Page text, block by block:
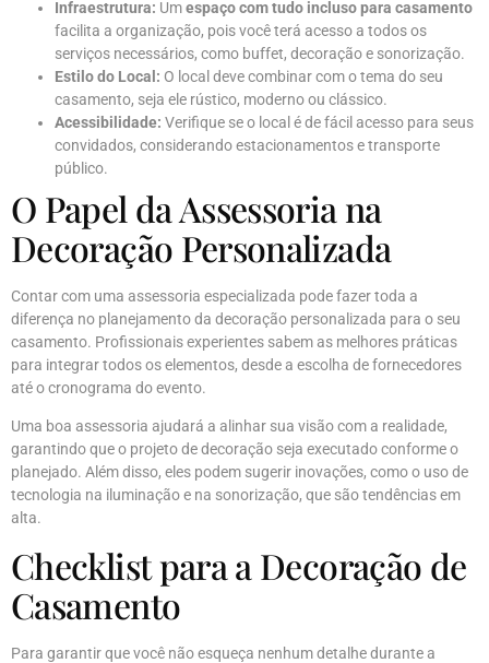
Infraestrutura: Umespaço com tudo incluso para casamento
facilita a organização, pois você terá acesso a todos os
serviços necessários, como buffet, decoração e sonorização.
Estilo do Local: O local deve combinar com o tema do seu
casamento, seja ele rústico, moderno ou clássico.
Acessibilidade: Verifique se o local é de fácil acesso para seus
convidados, considerando estacionamentos e transporte
público.
O Papel da Assessoria na
Decoração Personalizada
Contar com uma assessoria especializada pode fazer toda a
diferença no planejamento da decoração personalizada para o seu
casamento. Profissionais experientes sabem as melhores práticas
para integrar todos os elementos, desde a escolha de fornecedores
até o cronograma do evento.
Uma boa assessoria ajudará a alinhar sua visão com a realidade,
garantindo que o projeto de decoração seja executado conforme o
planejado. Além disso, eles podem sugerir inovações, como o uso de
tecnologia na iluminação e na sonorização, que são tendências em
alta.
Checklist para a Decoração de
Casamento
Para garantir que você não esqueça nenhum detalhe durante a